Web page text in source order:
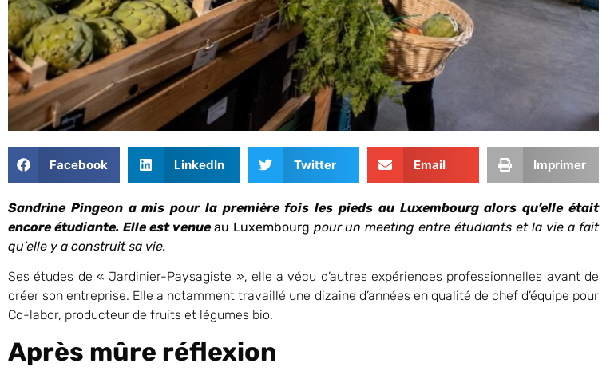
Facebook LinkedIn Twitter Email Imprimer
Sandrine Pingeon a mis pour la première fois les pieds au Luxembourg alors qu’elle était
encore étudiante. Elle est venueau Luxembourg pour un meeting entre étudiants et la vie a fait
qu’elle y a construit sa vie.
Ses études de « Jardinier-Paysagiste », elle a vécu d’autres expériences professionnelles avant de
créer son entreprise. Elle a notamment travaillé une dizaine d’années en qualité de chef d’équipe pour
Co-labor, producteur de fruits et légumes bio.
Après mûre réflexion